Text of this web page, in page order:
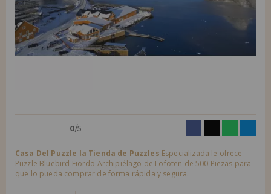
LIQUIDACIONES
INFORMACIÓN
Quiero registrarme como
nuevo cliente
Al crear una cuenta en casadelpuzzle.com podrás realizar tus compras
0/5
Casa Del Puzzle la Tienda de Puzzles Especializada le ofrece
Puzzle Bluebird Fiordo Archipiélago de Lofoten de 500 Piezas para
que lo pueda comprar de forma rápida y segura.